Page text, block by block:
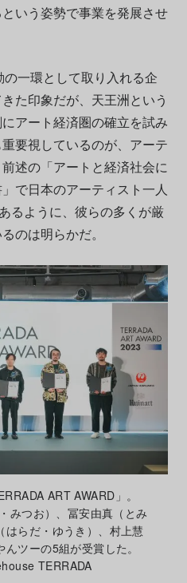
いう姿勢で事業を発展させ
一環として取り入れる企
た印象だが、天王洲という
アート経済圏の確立を試み
要視しているのが、アーテ
述の「アートと経済社会に
で日本のアーティスト一人
るように、彼らの多くが厳
のは明らかだ。
ART AWARD」。
みつお）、冨安由真（とみ
はらだ・ゆうき）、村上慧
んツーの5組が受賞した。
TERRADA